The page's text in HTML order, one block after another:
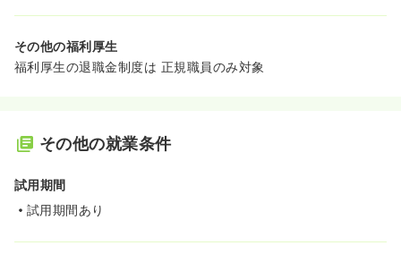
その他の福利厚生
福利厚生の退職金制度は 正規職員のみ対象
その他の就業条件
試用期間
試用期間あり